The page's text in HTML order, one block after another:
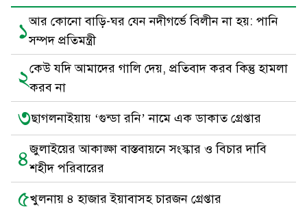
১আর কোনো বাড়ি-ঘর যেন নদীগর্ভে বিলীন না হয়: পানি
সম্পদ প্রতিমন্ত্রী
২কেউ যদি আমাদের গালি দেয়, প্রতিবাদ করব কিন্তু হামলা
করব না
৩ছাগলনাইয়ায় ‘গুন্ডা রনি’ নামে এক ডাকাত গ্রেপ্তার
৪জুলাইয়ের আকাঙ্ক্ষা বাস্তবায়নে সংস্কার ও বিচার দাবি
শহীদ পরিবারের
৫খুলনায় ৪ হাজার ইয়াবাসহ চারজন গ্রেপ্তার